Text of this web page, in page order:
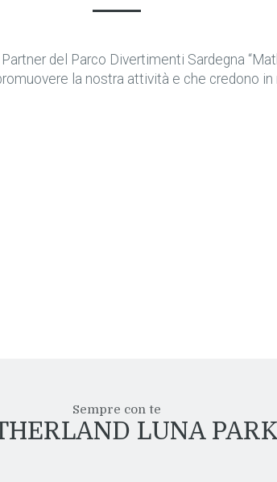
del Parco Divertimenti Sardegna
la nostra attività e che credono in
Sempre con te
LUNA